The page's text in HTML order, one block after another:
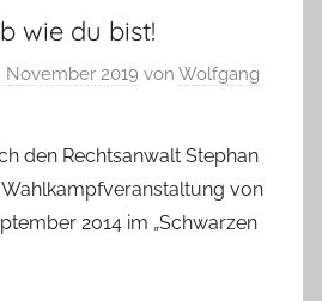
wie du bist!
November 2019 von Wolfgang
den Rechtsanwalt Stephan
von
2014 im „Schwarzen